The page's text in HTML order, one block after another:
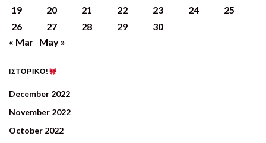
19
20 21 22 23 24
25
26
27 28 29
30
« Mar May »
ΙΣΤΟΡΙΚΟ!
December 2022
November 2022
October 2022